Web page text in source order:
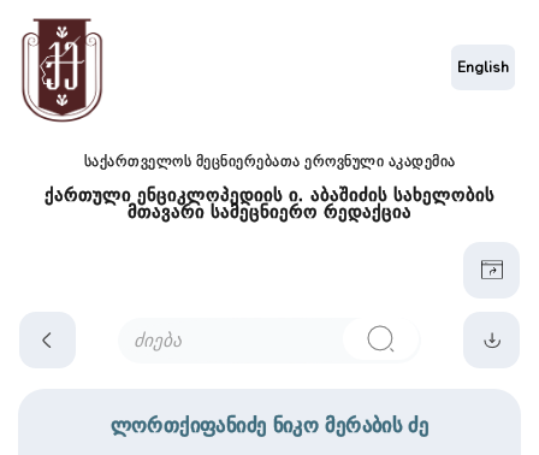
საქართველოს მეცნიერებათა ეროვნული აკადემია
ქართული ენციკლოპედიის ი. აბაშიძის სახელობის
მთავარი სამეცნიერო რედაქცია
English
ლორთქიფანიძე ნიკო მერაბის ძე